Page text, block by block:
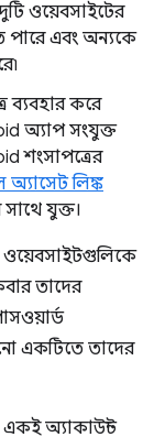
ওয়েবসাইটের
পারে এবং অন্যকে
করে
অ্যাপ সংযুক্ত
শংসাপত্রের
অ্যাসেট লিঙ্ক
যুক্ত।
তাদের
একটিতে তাদের
অ্যাকাউন্ট